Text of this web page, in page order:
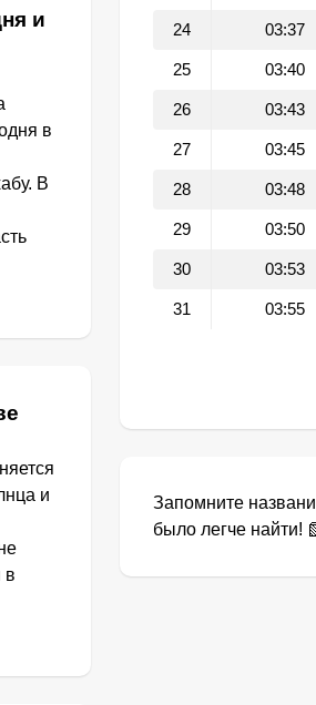
и
в
В
и
в
24 03:37
25 03:40
26 03:43
27 03:45
28 03:48
29 03:50
30 03:53
31 03:55
Запомните
было легче найти!